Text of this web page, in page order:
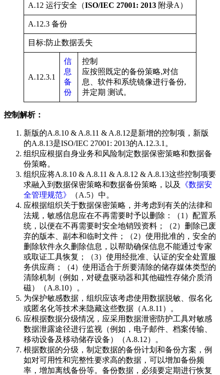
A.12 运行安全（ISO/IEC 27001: 2013 附录A）
A.12.3 备份
目标:防止数据丢失
A.12.3.1
信
息
备
份
控制
应按照既定的备份策略,对信
息、软件和系统镜像进行备份,
并定期 测试。
控制解析：
新版的A.8.10 & A.8.11 & A.8.12是新增的控制项，新版
的A.8.13是ISO/IEC 27001: 2013的A.12.3.1。
组织应根据自身业务和风险制定数据保密策略和数据备
份策略。
组织应将A.8.10 & A.8.11 & A.8.12 & A.8.13这些控制项要
求融入到数据保密策略和数据备份策略，以及
《数据安
全管理规范》
（A.5）中。
应根据组织关于数据保密策略，并考虑到有关的法律和
法规，敏感信息应在不再需要时予以删除：（1）配置系
统，以便在不再需要时安全地销毁资料；（2）删除已废
弃的版本、副本和临时文件；（2）使用批准的，安全的
删除软件永久删除信息，以帮助确保信息不能通过专家
或取证工具恢复；（3）使用经批准、认证的安全处置服
务供应商；（4）使用适合于所要清除的储存媒体类型的
清除机制（例如，对硬盘驱动器和其他磁性存储介质消
磁）（A.8.10）。
为保护敏感数据，组织应该考虑使用数据脱敏、假名化
或匿名化等技术来隐藏这些数据（A.8.11）。
应根据数据分级情况，应采用数据泄密防护工具对敏感
数据泄露途径进行监视（例如，电子邮件、档案传输、
移动设备及移动储存设备）（A.8.12）。
根据数据的分级，制定数据的备份计划和备份方案，例
如对可用性和完整性要求高的数据，可以增加备份频
率，增加离线备份等。备份数据，必须要定期进行恢复